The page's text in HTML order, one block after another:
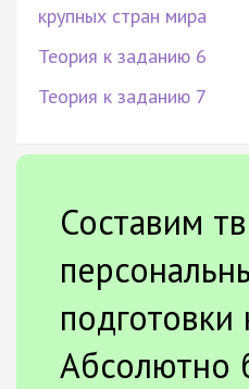
крупных стран мира
Теория к заданию 6
Теория к заданию 7
Составим
подготовки
Абсолютно